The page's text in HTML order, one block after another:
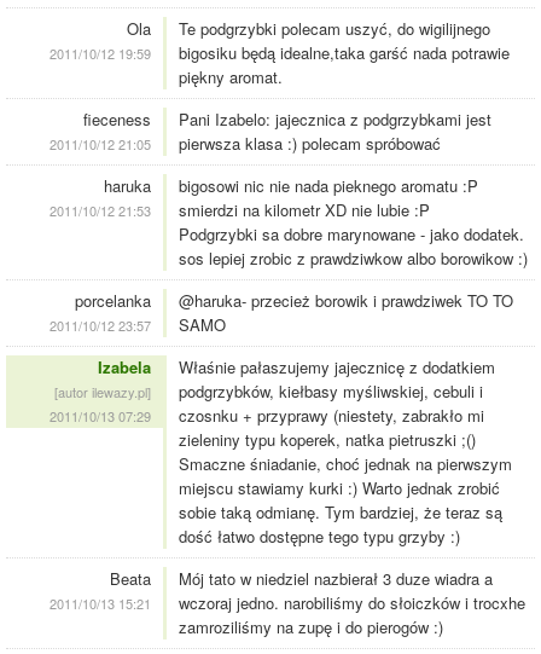
Ola
2011/10/12 19:59
Te podgrzybki polecam uszyć, do wigilijnego
bigosiku będą idealne,taka garść nada potrawie
piękny aromat.
fieceness
2011/10/12 21:05
Pani Izabelo: jajecznica z podgrzybkami jest
pierwsza klasa :) polecam spróbować
haruka
2011/10/12 21:53
bigosowi nic nie nada pieknego aromatu :P
smierdzi na kilometr XD nie lubie :P
Podgrzybki sa dobre marynowane - jako dodatek.
sos lepiej zrobic z prawdziwkow albo borowikow :)
porcelanka
2011/10/12 23:57
@haruka- przecież borowik i prawdziwek TO TO
SAMO
Izabela
[autor ilewazy.pl]
2011/10/13 07:29
Właśnie pałaszujemy jajecznicę z dodatkiem
podgrzybków, kiełbasy myśliwskiej, cebuli i
czosnku + przyprawy (niestety, zabrakło mi
zieleniny typu koperek, natka pietruszki ;()
Smaczne śniadanie, choć jednak na pierwszym
miejscu stawiamy kurki :) Warto jednak zrobić
sobie taką odmianę. Tym bardziej, że teraz są
dość łatwo dostępne tego typu grzyby :)
Beata
2011/10/13 15:21
Mój tato w niedziel nazbierał 3 duze wiadra a
wczoraj jedno. narobiliśmy do słoiczków i trocxhe
zamroziliśmy na zupę i do pierogów :)